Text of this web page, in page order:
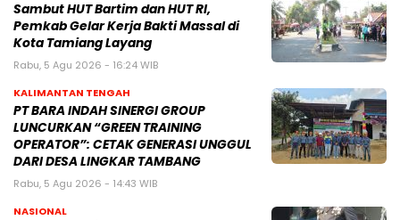
Sambut HUT Bartim dan HUT RI,
Pemkab Gelar Kerja Bakti Massal di
Kota Tamiang Layang
Rabu, 5 Agu 2026 - 16:24 WIB
KALIMANTAN TENGAH
PT BARA INDAH SINERGI GROUP
LUNCURKAN “GREEN TRAINING
OPERATOR”: CETAK GENERASI UNGGUL
DARI DESA LINGKAR TAMBANG
Rabu, 5 Agu 2026 - 14:43 WIB
NASIONAL